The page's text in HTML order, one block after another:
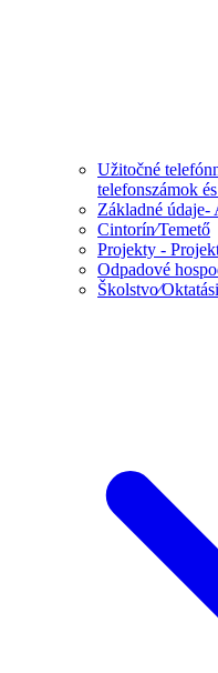
Užitočné
telefonszámok
Základné údaje-
Cintorín⁄Temető
Projekty -
Odpadové